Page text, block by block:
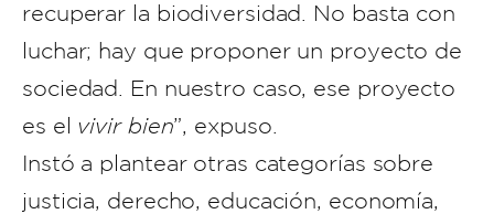
recuperar la biodiversidad. No basta con
luchar; hay que proponer un proyecto de
sociedad. En nuestro caso, ese proyecto
es el vivir bien”, expuso.
Instó a plantear otras categorías sobre
justicia, derecho, educación, economía,